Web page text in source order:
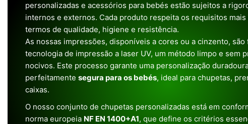
personalizadas e acessórios para bebés estão sujeitos a
internos e externos. Cada produto respeita os requisitos
termos de qualidade, higiene e resistência.
As nossas impressões, disponíveis a cores ou a cinzento, são
tecnologia de impressão a laser UV, um método limpo e sem
nocivos. Este processo garante uma personalização
perfeitamente segura para os bebés, ideal para chupetas,
caixas.
O nosso conjunto de chupetas personalizadas está em
norma europeia NF EN 1400+A1, que define os critérios